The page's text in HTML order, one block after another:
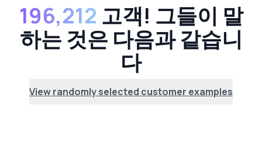
196,212 고객! 그들이 말
하는 것은 다음과 같습니
다
View randomly selected customer examples